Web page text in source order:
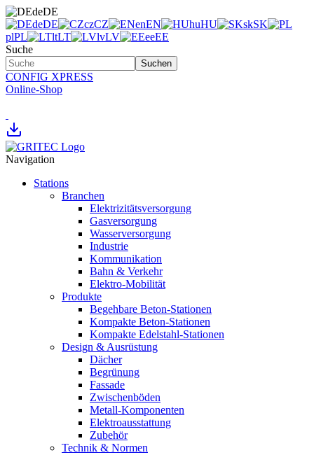
deDE
deDE czCZ enEN huHU skSK
plPL ltLT lvLV eeEE
Suche
Suchen
CONFIG XPRESS
Online-Shop
Navigation
Stations
Branchen
Elektrizitätsversorgung
Gasversorgung
Wasserversorgung
Industrie
Kommunikation
Bahn & Verkehr
Elektro-Mobilität
Produkte
Begehbare Beton-Stationen
Kompakte Beton-Stationen
Kompakte Edelstahl-Stationen
Design & Ausrüstung
Dächer
Begrünung
Fassade
Zwischenböden
Metall-Komponenten
Elektroausstattung
Zubehör
Technik & Normen